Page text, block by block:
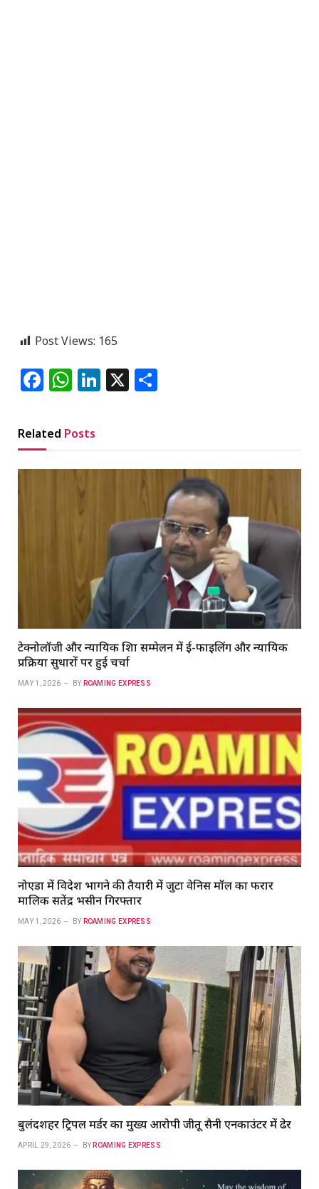
Post Views: 165
Facebook
WhatsApp
LinkedIn
X
Related Posts
टेक्नोलॉजी और न्यायिक शिक्षा सम्मेलन में ई-फाइलिंग और न्यायिक
प्रक्रिया सुधारों पर हुई चर्चा
MAY 1, 2026 BY ROAMING EXPRESS
नोएडा में विदेश भागने की तैयारी में जुटा वेनिस मॉल का फरार
मालिक सतेंद्र भसीन गिरफ्तार
MAY 1, 2026 BY ROAMING EXPRESS
बुलंदशहर ट्रिपल मर्डर का मुख्य आरोपी जीतू सैनी एनकाउंटर में ढेर
APRIL 29, 2026 BY ROAMING EXPRESS